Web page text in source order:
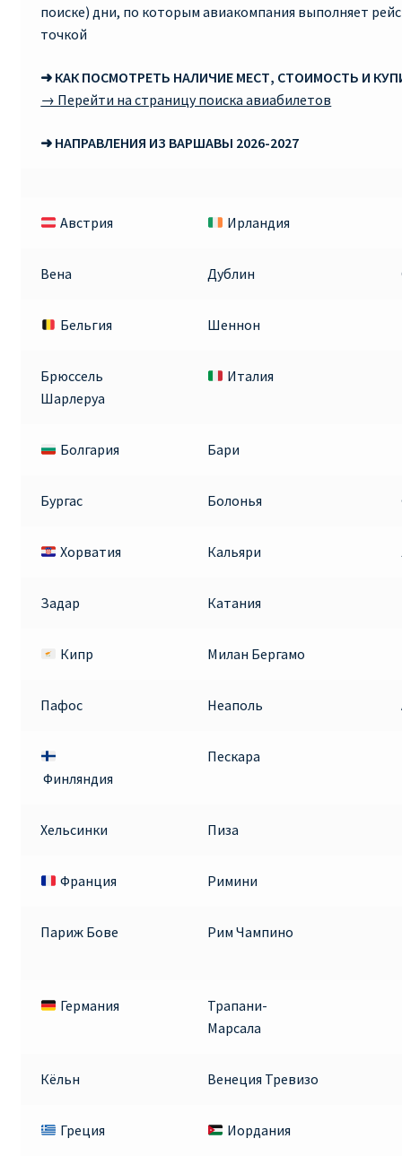
Авиабилеты Ryanair на Тенерифе от €15
АВИАБИЛЕТЫ RYANAIR ОТ € 12
Акции RYANAIR из Варшавы
Акции RYANAIR из Вильнюса
Акции RYANAIR из Каунаса
БИЛЕТЫ RYANAIR | ПОИСК ЛУЧШЕЙ ЦЕНЫ |
ИНФОРМАЦИЯ ДЛЯ ПАССАЖИРОВ
поиске) дни, по которым авиакомпания выполняет
точкой
➜ КАК ПОСМОТРЕТЬ НАЛИЧИЕ МЕСТ, СТОИМОСТЬ И
→ Перейти на страницу поиска авиабилетов
➜ НАПРАВЛЕНИЯ ИЗ ВАРШАВЫ 2026-2027
Австрия Ирландия
Вена Дублин
Бельгия Шеннон
Брюссель
Шарлеруа
Италия
Болгария Бари
Бургас Болонья
Хорватия Кальяри
Задар Катания
Кипр Милан Бергамо
Пафос Неаполь
Финляндия
Пескара
Хельсинки Пиза
Франция Римини
Париж Бове Рим Чампино
Германия
Трапани-
Марсала
Кёльн Венеция Тревизо
Греция Иордания